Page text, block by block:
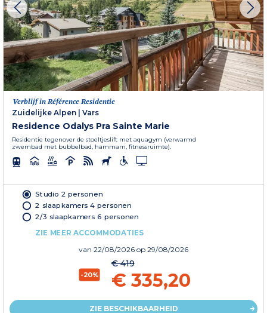
Verblijf in Référence Residentie
Zuidelijke Alpen | Vars
Residence Odalys Pra Sainte Marie
Residentie tegenover de stoeltjeslift met aquagym (verwarmd
zwembad met bubbelbad, hammam, fitnessruimte).
Studio 2 personen
2 slaapkamers 4 personen
2/3 slaapkamers 6 personen
ZIE MEER ACCOMMODATIES
van 22/08/2026 op 29/08/2026
-20%
€ 419
€ 335,20
ZIE BESCHIKBAARHEID